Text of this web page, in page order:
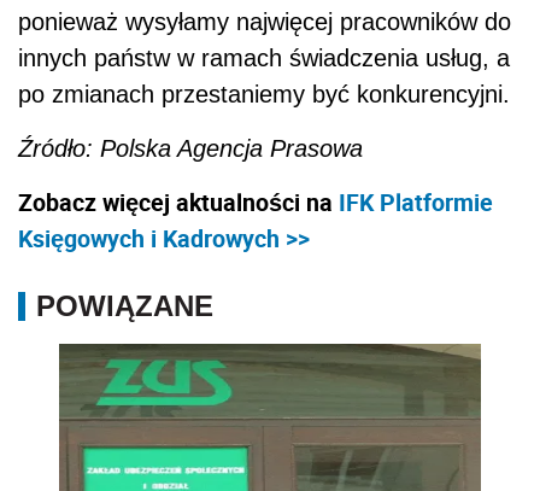
ponieważ wysyłamy najwięcej pracowników do
innych państw w ramach świadczenia usług, a
po zmianach przestaniemy być konkurencyjni.
Źródło: Polska Agencja Prasowa
Zobacz więcej aktualności na IFK Platformie
Księgowych i Kadrowych >>
POWIĄZANE